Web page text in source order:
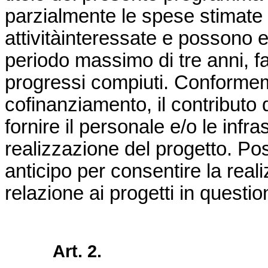
parzialmente le spese
attivitàinteressate e possono
periodo massimo di tre anni,
progressi compiuti.
cofinanziamento, il contributo
fornire il personale e/o le
realizzazione del progetto.
anticipo per consentire la
relazione ai progetti in
Art. 2.